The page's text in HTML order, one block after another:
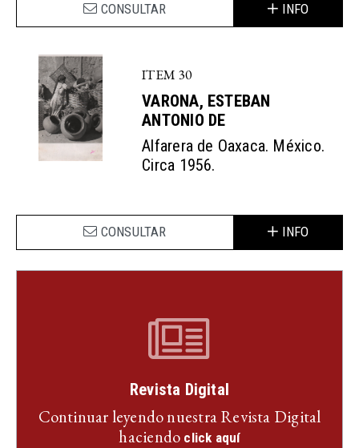
CONSULTAR INFO
ITEM 30
VARONA, ESTEBAN
ANTONIO DE
Alfarera de Oaxaca. México.
Circa 1956.
CONSULTAR INFO
Revista Digital
Continuar leyendo nuestra Revista Digital
haciendo click aquí